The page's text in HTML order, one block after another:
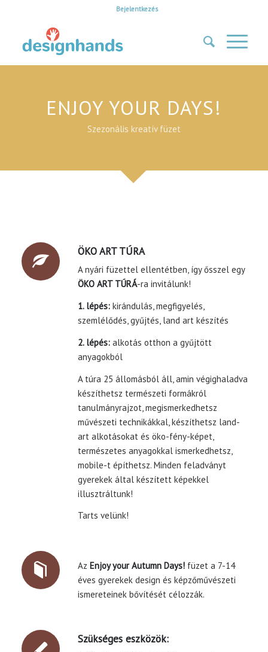
Bejelentkezés
ENJOY YOUR DAYS!
Szezonális kreatív füzet
ÖKO ART TÚRA
A nyári füzettel ellentétben, így ősszel egy
ÖKO ART TÚRÁ-ra invitálunk!
1. lépés:kirándulás, megfigyelés,
szemlélődés, gyűjtés, land art készítés
2. lépés:alkotás otthon a gyűjtött
anyagokból
A túra 25 állomásból áll, amin végighaladva
készíthetsz természeti formákról
tanulmányrajzot, megismerkedhetsz
művészeti technikákkal, készíthetsz land-
art alkotásokat és öko-fény-képet,
természetes anyagokkal ismerkedhetsz,
mobile-t építhetsz. Minden feladványt
gyerekek által készített képekkel
illusztráltunk!
Tarts velünk!
Az Enjoy your Autumn Days!füzet a 7-14
éves gyerekek design és képzőművészeti
ismereteinek bővítését célozzák.
Szükséges eszközök: